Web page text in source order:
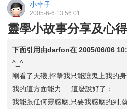
小幸子
2005-6-6 13:56:01
靈學小故事分享及心
下面引用由darfon在 2005/06/06
^_^........................
剛看了天磯,抨擊我只能讓鬼上我的
我的這方面能力.....這麼說好了：
我能跟任何靈感應,只要我感應的到,